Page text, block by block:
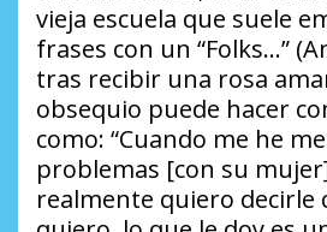
vieja escuela que suele
frases con un “Folks…”
tras recibir una rosa
obsequio puede hacer
como: “Cuando me he
problemas [con su
realmente quiero decirle